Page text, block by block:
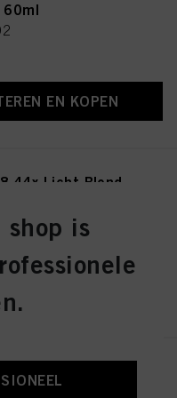
60ml
EN KOPEN
Licht Blond
EN KOPEN
Extra Licht
60ml
shop is